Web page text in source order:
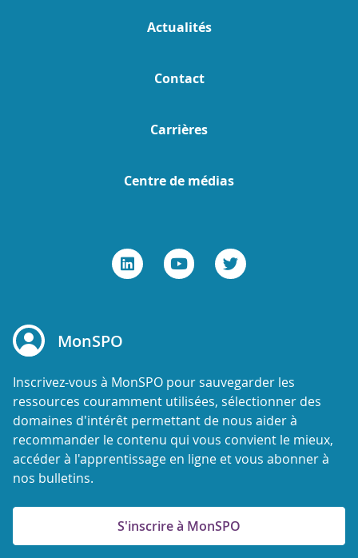
Actualités
Contact
Carrières
Centre de médias
MonSPO
Inscrivez-vous à MonSPO pour sauvegarder les
ressources couramment utilisées, sélectionner des
domaines d'intérêt permettant de nous aider à
recommander le contenu qui vous convient le mieux,
accéder à l'apprentissage en ligne et vous abonner à
nos bulletins.
S'inscrire à MonSPO